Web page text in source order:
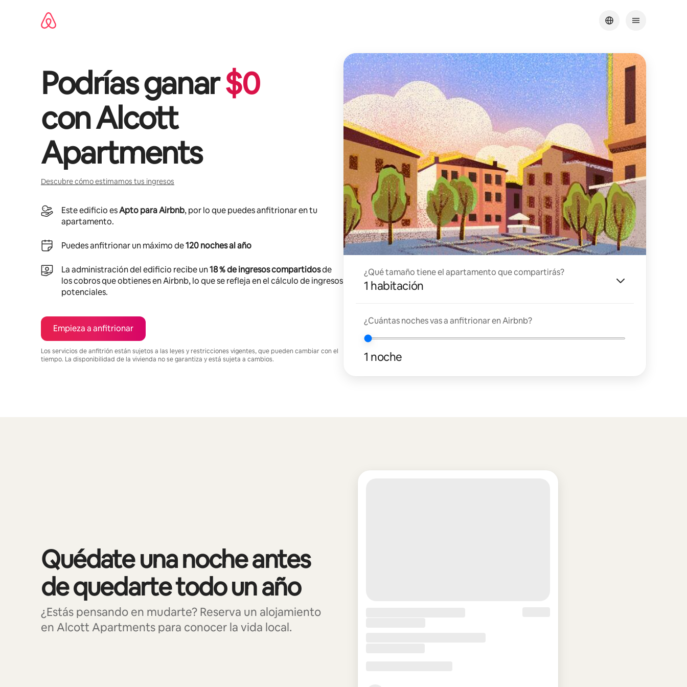
Podrías ganar$0
conAlcott
Apartments
Descubre cómo estimamos tus ingresos
Este edificio esApto para Airbnb, por lo que puedes anfitrionar en tu
apartamento.
Puedes anfitrionar un máximo de120 noches al año
La administración del edificio recibe un18 % de ingresos compartidosde
los cobros que obtienes en Airbnb, lo que se refleja en el cálculo de ingresos
potenciales.
Empieza a anfitrionar
Los servicios de anfitrión están sujetos a las leyes y restricciones vigentes, que pueden cambiar con el
tiempo. La disponibilidad de la vivienda no se garantiza y está sujeta a cambios.
¿Qué tamaño tiene el apartamento que compartirás?
1 habitación
¿Cuántas noches vas a anfitrionar en Airbnb?
1 noche
Quédate una noche antes
de quedarte todo un año
¿Estás pensando en mudarte? Reserva un alojamiento
en Alcott Apartments para conocer la vida local.